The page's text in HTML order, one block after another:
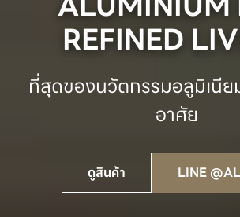
REFINED
ที่สุดของนวัตกรรมอลูมิเนีย
อาศัย
ดูสินค้า LINE